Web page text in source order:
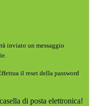
inviato un messaggio
il reset della password
di posta elettronica!